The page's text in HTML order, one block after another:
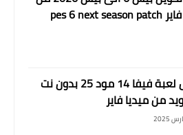
ميديا فاير pes 6 next season patch
تحميل لعبة فيفا 14 مود 25 بدون نت
من ميديا فاير